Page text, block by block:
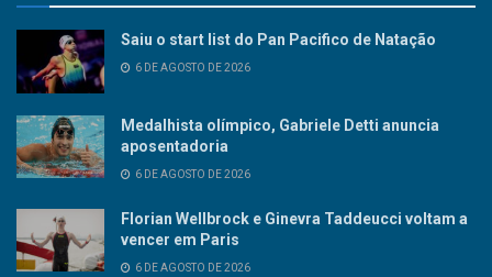
Saiu o start list do Pan Pacifico de Natação
6 DE AGOSTO DE 2026
Medalhista olímpico, Gabriele Detti anuncia
aposentadoria
6 DE AGOSTO DE 2026
Florian Wellbrock e Ginevra Taddeucci voltam a
vencer em Paris
6 DE AGOSTO DE 2026